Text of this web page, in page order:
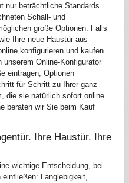
nur beträchtliche Standards
Schall- und
große Optionen. Falls
Ihre neue Haustür aus
konfigurieren und kaufen
Online-Konfigurator
eintragen, Optionen
für Schritt zu Ihrer ganz
die sie natürlich sofort online
beraten wir Sie beim Kauf
Ihre Haustür. Ihre
wichtige Entscheidung, bei
Langlebigkeit,